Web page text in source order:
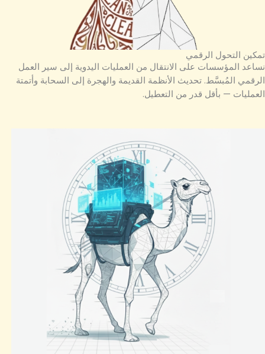
تمكين التحول الرقمي
نساعد المؤسسات على الانتقال من العمليات اليدوية إلى سير العمل
الرقمي المُبسَّط. تحديث الأنظمة القديمة والهجرة إلى السحابة وأتمتة
العمليات — بأقل قدر من التعطيل.